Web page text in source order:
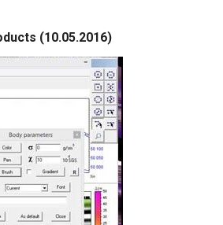
(10.05.2016)